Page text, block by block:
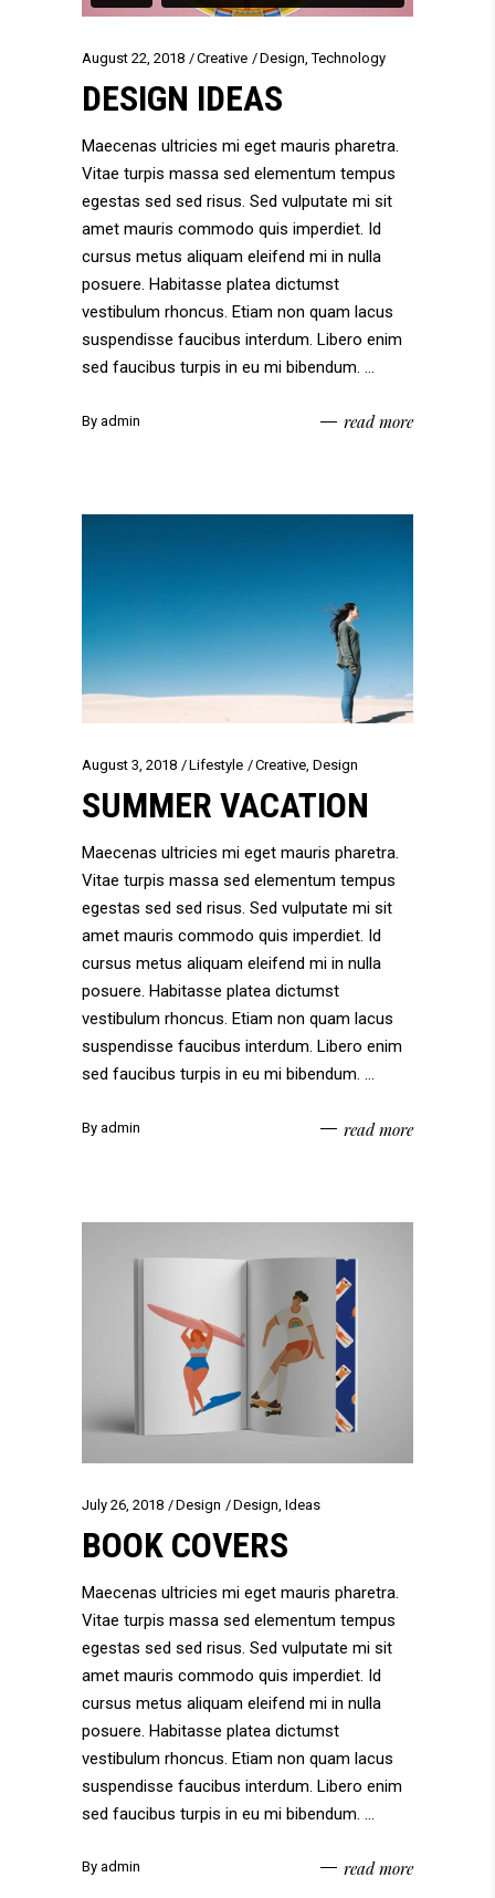
August 22, 2018 Creative Design ,Technology
DESIGN IDEAS
Maecenas ultricies mi eget mauris pharetra.
Vitae turpis massa sed elementum tempus
egestas sed sed risus. Sed vulputate mi sit
amet mauris commodo quis imperdiet. Id
cursus metus aliquam eleifend mi in nulla
posuere. Habitasse platea dictumst
vestibulum rhoncus. Etiam non quam lacus
suspendisse faucibus interdum. Libero enim
sed faucibus turpis in eu mi bibendum.
By admin read more
August 3, 2018 Lifestyle Creative, Design
SUMMER VACATION
Maecenas ultricies mi eget mauris pharetra.
Vitae turpis massa sed elementum tempus
egestas sed sed risus. Sed vulputate mi sit
amet mauris commodo quis imperdiet. Id
cursus metus aliquam eleifend mi in nulla
posuere. Habitasse platea dictumst
vestibulum rhoncus. Etiam non quam lacus
suspendisse faucibus interdum. Libero enim
sed faucibus turpis in eu mi bibendum.
By admin read more
July 26, 2018 Design Design Ideas
BOOK COVERS
Maecenas ultricies mi eget mauris pharetra.
Vitae turpis massa sed elementum tempus
egestas sed sed risus. Sed vulputate mi sit
amet mauris commodo quis imperdiet. Id
cursus metus aliquam eleifend mi in nulla
posuere. Habitasse platea dictumst
vestibulum rhoncus. Etiam non quam lacus
suspendisse faucibus interdum. Libero enim
sed faucibus turpis in eu mi bibendum.
By admin read more